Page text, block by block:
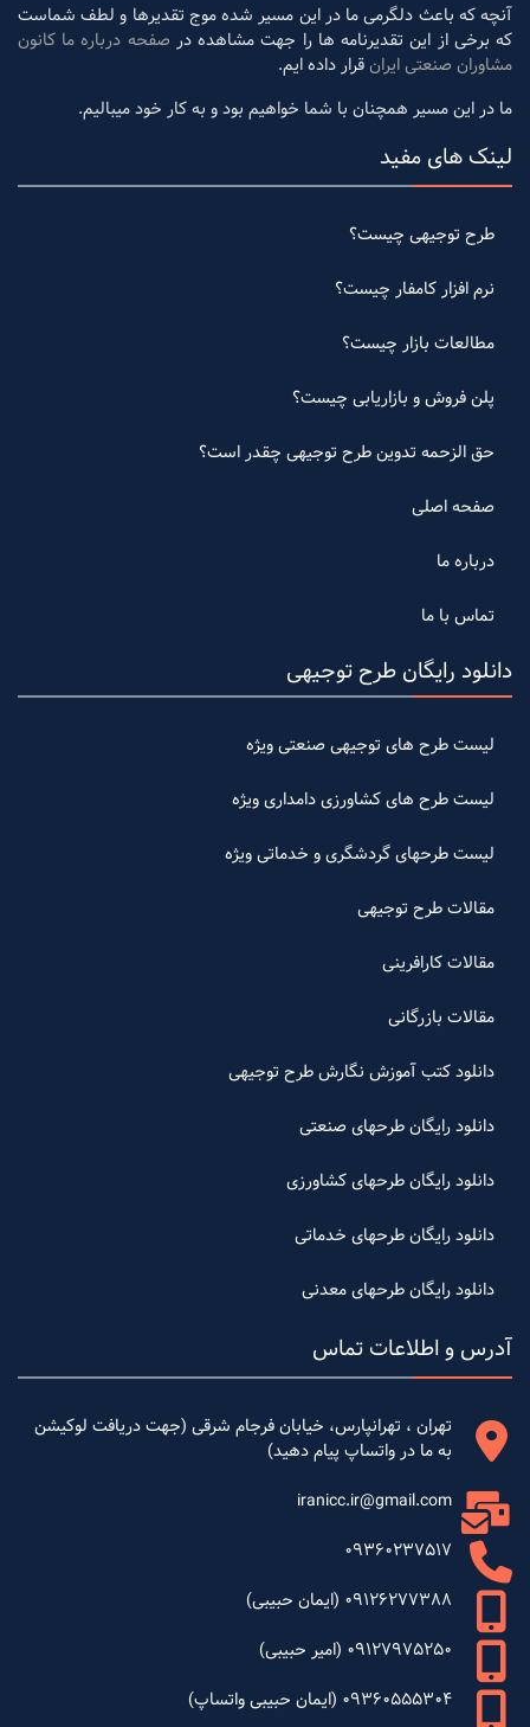
آنچه که باعث دلگرمی ما در این مسیر شده موج تقدیرها و لطف شماست
که برخی از این تقدیرنامه ها را جهت مشاهده در صفحه درباره ما کانون
مشاوران صنعتی ایرانقرار داده ایم.
ما در این مسیر همچنان با شما خواهیم بود و به کار خود میبالیم.
لینک های مفید
طرح توجیهی چیست؟
نرم افزار کامفار چیست؟
مطالعات بازار چیست؟
پلن فروش و بازاریابی چیست؟
حق الزحمه تدوین طرح توجیهی چقدر است؟
صفحه اصلی
درباره ما
تماس با ما
دانلود رایگان طرح توجیهی
لیست طرح های توجیهی صنعتی ویژه
لیست طرح های کشاورزی دامداری ویژه
لیست طرحهای گردشگری و خدماتی ویژه
مقالات طرح توجیهی
مقالات کارافرینی
مقالات بازرگانی
دانلود کتب آموزش نگارش طرح توجیهی
دانلود رایگان طرحهای صنعتی
دانلود رایگان طرحهای کشاورزی
دانلود رایگان طرحهای خدماتی
دانلود رایگان طرحهای معدنی
آدرس و اطلاعات تماس
تهران ، تهرانپارس، خیابان فرجام شرقی (جهت دریافت لوکیشن
به ما در واتساپ پیام دهید)
iranicc.ir@gmail.com
09360237517
09126277388 (ایمان حبیبی)
09127975250 (امیر حبیبی)
09360555304 (ایمان حبیبی واتساپ)